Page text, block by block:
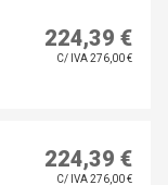
224,39 €
C/ IVA 276,00 €
224,39 €
C/ IVA 276,00 €